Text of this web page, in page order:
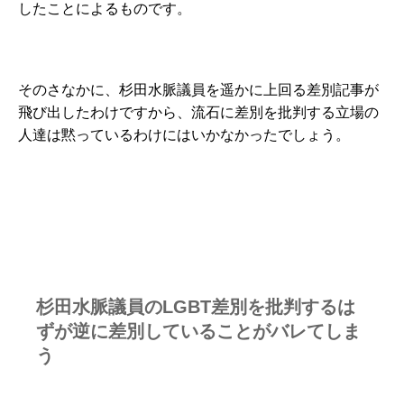
したことによるものです。
そのさなかに、杉田水脈議員を遥かに上回る差別記事が
飛び出したわけですから、流石に差別を批判する立場の
人達は黙っているわけにはいかなかったでしょう。
杉田水脈議員のLGBT差別を批判するは
ずが逆に差別していることがバレてしま
う